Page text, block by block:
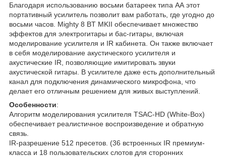
Благодаря использованию восьми батареек типа АА этот
портативный усилитель позволит вам работать, где угодно до
восьми часов. Mighty 8 BT MKII обеспечивает множество
эффектов для электрогитары и бас-гитары, включая
моделирование усилителя и IR кабинета. Он также включает
в себя моделирование акустического усилителя и
акустические IR, позволяющие имитировать звуки
акустической гитары. В усилителе даже есть дополнительный
канал для подключения динамического микрофона, что
делает его отличным решением для живых выступлений.
Особенности:
Алгоритм моделирования усилителя TSAC-HD (White-Box)
обеспечивает реалистичное воспроизведение и обратную
связь.
IR-разрешение 512 пресетов. (36 встроенных IR премиум-
класса и 18 пользовательских слотов для сторонних